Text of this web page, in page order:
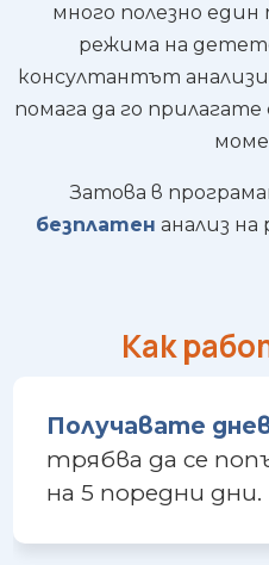
много полезно
режима на
консултантът
помага да го
Затова в
безплатен анализ
Как
Получавате
трябва да се
на 5 поредни дни.